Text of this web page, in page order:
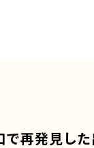
再発見した